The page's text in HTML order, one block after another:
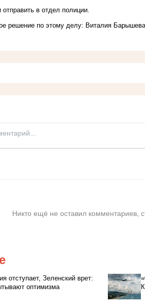
отправить в отдел полиции.
решение по этому делу: Виталия
Никто ещё не оставил комментариев,
отступает, Зеленский врет:
оптимизма